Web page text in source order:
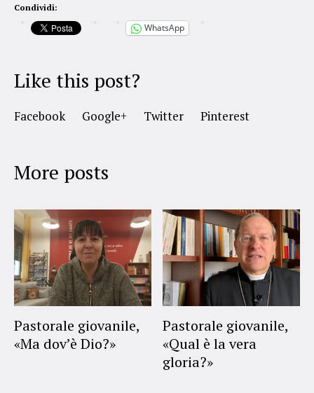
Condividi:
WhatsApp
Like this post?
Facebook Google+ Twitter Pinterest
More posts
Pastorale giovanile,
«Ma dov’è Dio?»
Pastorale giovanile,
«Qual è la vera
gloria?»